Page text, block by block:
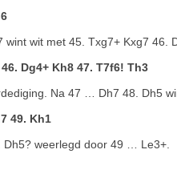
wit met 45. Txg7+ Kxg7 46.
Dg4+ Kh8 47. T7f6! Th3
Na 47 … Dh7 48. Dh5
49. Kh1
Dh5? weerlegd door 49 … Le3+.